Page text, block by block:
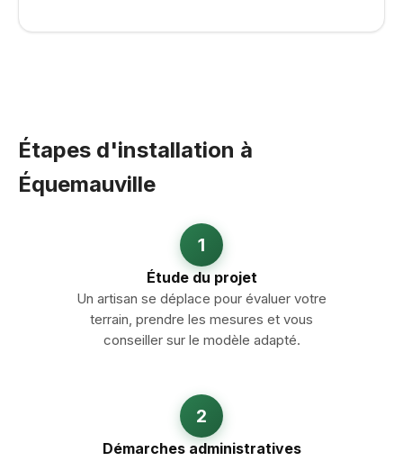
Étapes d'installation à
Équemauville
1
Étude du projet
Un artisan se déplace pour évaluer votre
terrain, prendre les mesures et vous
conseiller sur le modèle adapté.
2
Démarches administratives